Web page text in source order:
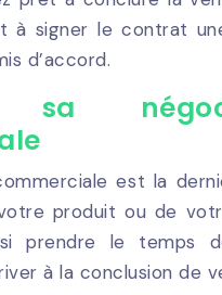
à signer le contrat
d’accord.
sa
est la
produit ou de
prendre le temps
à la conclusion de